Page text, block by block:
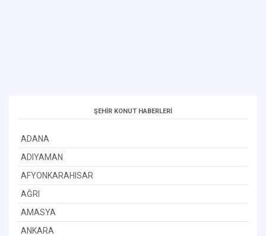
ŞEHİR KONUT HABERLERİ
ADANA
ADIYAMAN
AFYONKARAHISAR
AĞRI
AMASYA
ANKARA